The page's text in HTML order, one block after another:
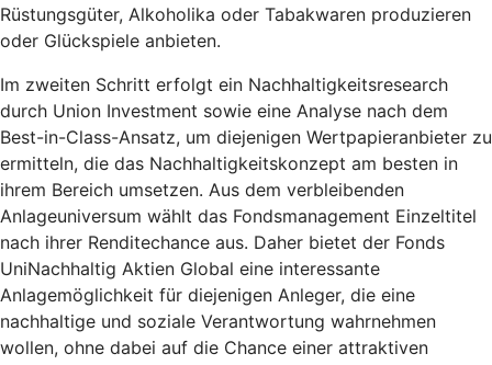
Rüstungsgüter, Alkoholika oder Tabakwaren produzieren
oder Glückspiele anbieten.
Im zweiten Schritt erfolgt ein Nachhaltigkeitsresearch
durch Union Investment sowie eine Analyse nach dem
Best-in-Class-Ansatz, um diejenigen Wertpapieranbieter zu
ermitteln, die das Nachhaltigkeitskonzept am besten in
ihrem Bereich umsetzen. Aus dem verbleibenden
Anlageuniversum wählt das Fondsmanagement Einzeltitel
nach ihrer Renditechance aus. Daher bietet der Fonds
UniNachhaltig Aktien Global eine interessante
Anlagemöglichkeit für diejenigen Anleger, die eine
nachhaltige und soziale Verantwortung wahrnehmen
wollen, ohne dabei auf die Chance einer attraktiven